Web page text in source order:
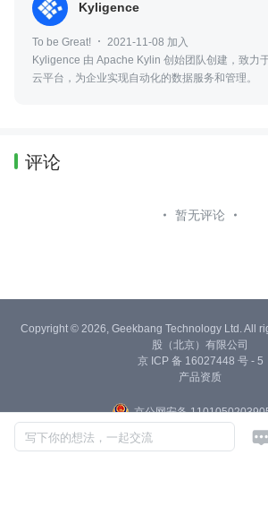
Kyligence
To be Great!
2021-11-08 加入
Kyligence 由 Apache Kylin 创始团队创建，致力
云平台，为企业实现自动化的数据服务和管理。
评论
暂无评论
写下你的想法，一起交流
Copyright © 2026, Geekbang Technology Ltd. All
股（北京）有限公司
京 ICP 备 16027448 号 - 5
产品资质
京公网安备